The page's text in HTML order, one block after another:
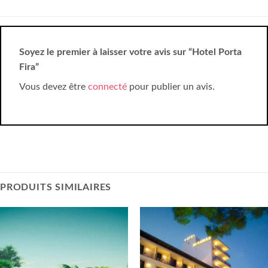
Soyez le premier à laisser votre avis sur “Hotel Porta
Fira”
Vous devez être connecté pour publier un avis.
PRODUITS SIMILAIRES